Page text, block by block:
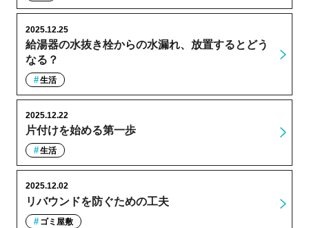
給湯器の水抜き栓からの水漏れ、放置するとどう
なる？
2025.12.25
生活
片付けを始める第一歩
2025.12.22
生活
リバウンドを防ぐための工夫
2025.12.02
ゴミ屋敷